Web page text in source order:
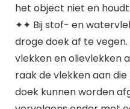
het object niet en
✦✦ Bij stof- en
droge doek af te
vlekken en olievlekken
raak de vlekken aan
doek kunnen worden